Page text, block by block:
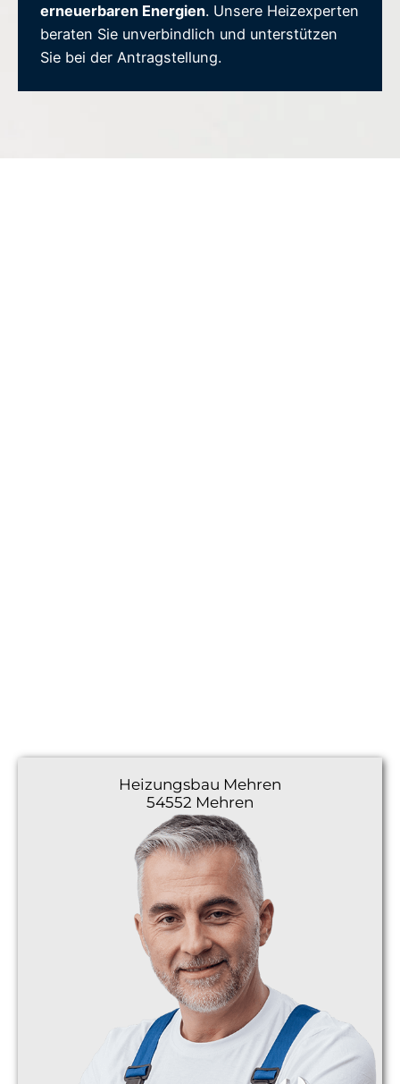
erneuerbaren Energien. Unsere Heizexperten
beraten Sie unverbindlich und unterstützen
Sie bei der Antragstellung.
Heizungsbau Mehren
54552 Mehren